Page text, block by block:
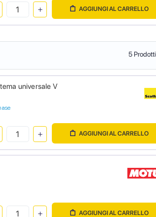
AGGIUNGI AL CARRELLO
5 Prodotti
universale V
AGGIUNGI AL CARRELLO
AGGIUNGI AL CARRELLO